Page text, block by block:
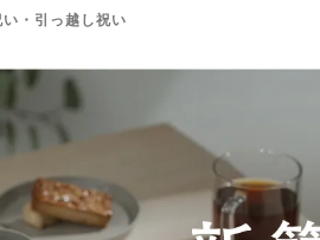
い・引っ越し祝い